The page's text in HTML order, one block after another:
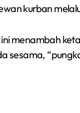
kurban
menambah
sesama,